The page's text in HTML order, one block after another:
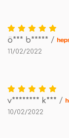
ö*** b***** /
11/02/2022
v******** k*** /
10/02/2022